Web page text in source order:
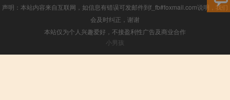
声明：本站内容来自互联网，如信息有错误可发邮件到f_fb#foxmail.com说明，我们
会及时纠正，谢谢
本站仅为个人兴趣爱好，不接盈利性广告及商业合作
小男孩